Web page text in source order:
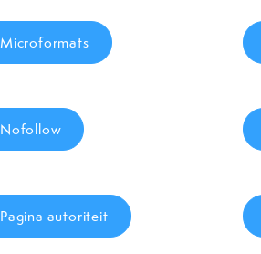
Microformats
Nofollow
Pagina autoriteit